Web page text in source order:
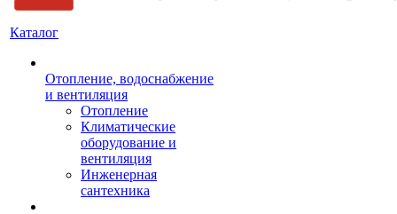
Каталог
Отопление, водоснабжение
и вентиляция
Отопление
Климатические
оборудование и
вентиляция
Инженерная
сантехника